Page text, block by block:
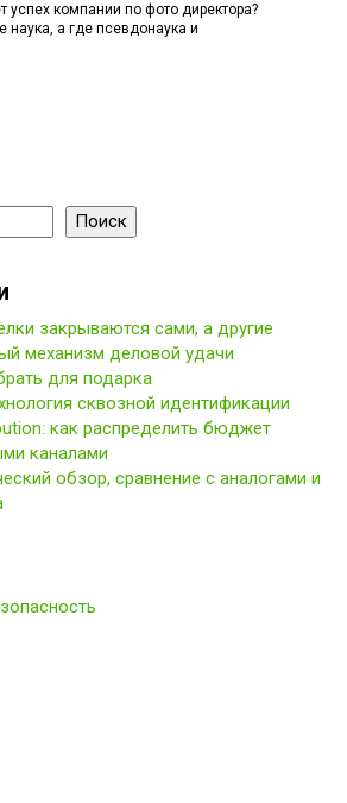
успех компании по фото директора?
наука, а где псевдонаука и
Поиск
закрываются сами, а другие
механизм деловой удачи
для подарка
сквозной идентификации
как распределить бюджет
каналами
обзор, сравнение с аналогами и